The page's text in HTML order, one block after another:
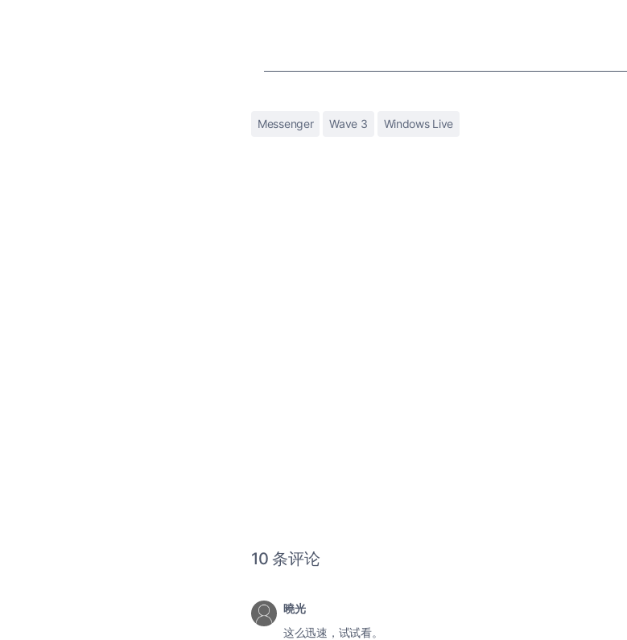
Messenger Wave 3 Windows Live
10 条评论
曉光
这么迅速，试试看。